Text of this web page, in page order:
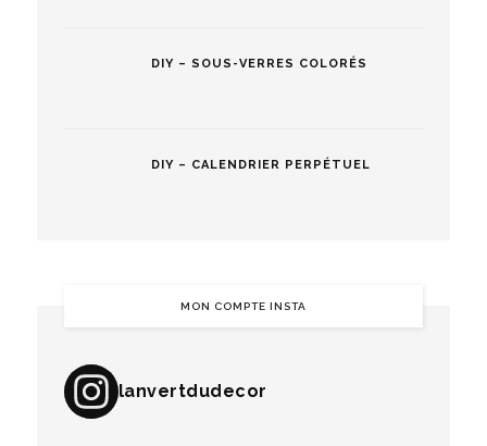
DIY – SOUS-VERRES COLORÉS
DIY – CALENDRIER PERPÉTUEL
MON COMPTE INSTA
lanvertdudecor